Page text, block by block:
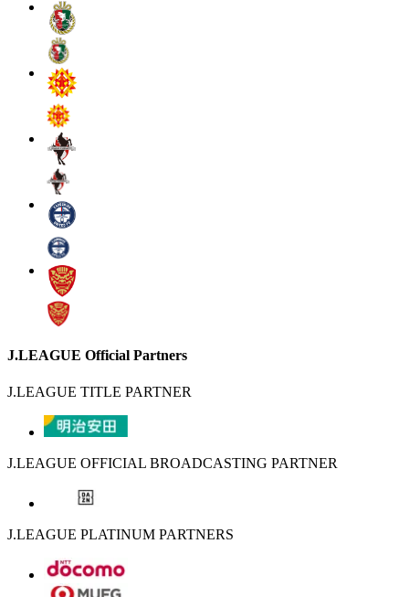
J.LEAGUE Official Partners
J.LEAGUE TITLE PARTNER
J.LEAGUE OFFICIAL BROADCASTING PARTNER
J.LEAGUE PLATINUM PARTNERS